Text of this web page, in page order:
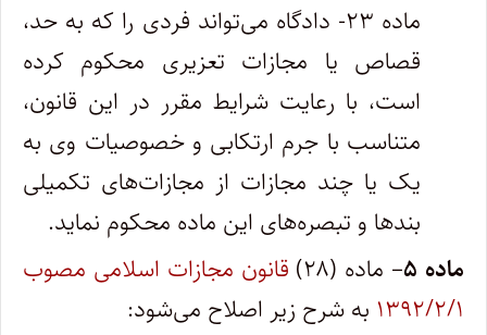
ماده ۲۳- دادگاه می‌تواند فردی را که به حد،
قصاص یا مجازات تعزیری محکوم کرده
است، با رعایت شرایط مقرر در این قانون،
متناسب با جرم ارتکابی و خصوصیات وی به
یک یا چند مجازات از مجازات‌های تکمیلی
بندها و تبصره‌های این ماده محکوم نماید.
ماده ۵
– ماده (۲۸)
قانون مجازات اسلامی مصوب
۱۳۹۲/۲/۱ به شرح زیر اصلاح می‌شود: